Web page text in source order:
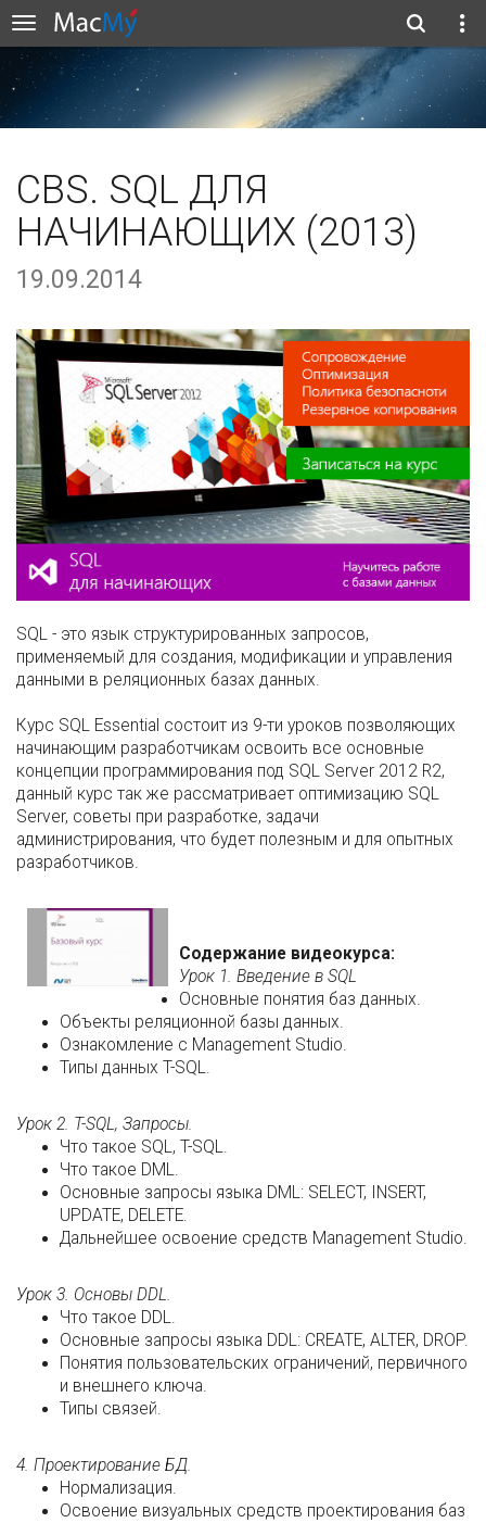
CBS. SQL ДЛЯ
НАЧИНАЮЩИХ (2013)
19.09.2014
SQL - это язык структурированных запросов,
применяемый для создания, модификации и управления
данными в реляционных базах данных.
Курс SQL Essential состоит из 9-ти уроков позволяющих
начинающим разработчикам освоить все основные
концепции программирования под SQL Server 2012 R2,
данный курс так же рассматривает оптимизацию SQL
Server, советы при разработке, задачи
администрирования, что будет полезным и для опытных
разработчиков.
Содержание видеокурса:
Урок 1. Введение в SQL
Основные понятия баз данных.
Объекты реляционной базы данных.
Ознакомление с Management Studio.
Типы данных T-SQL.
Урок 2. T-SQL, Запросы.
Что такое SQL, T-SQL.
Что такое DML.
Основные запросы языка DML: SELECT, INSERT,
UPDATE, DELETE.
Дальнейшее освоение средств Management Studio.
Урок 3. Основы DDL.
Что такое DDL.
Основные запросы языка DDL: CREATE, ALTER, DROP.
Понятия пользовательских ограничений, первичного
и внешнего ключа.
Типы связей.
4. Проектирование БД.
Нормализация.
Освоение визуальных средств проектирования баз